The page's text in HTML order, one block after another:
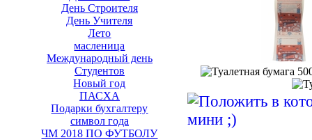
День Строителя
День Учителя
Лето
масленица
Международный день
Студентов
Новый год
ПАСХА
Подарки бухгалтеру
символ года
ЧМ 2018 ПО ФУТБОЛУ